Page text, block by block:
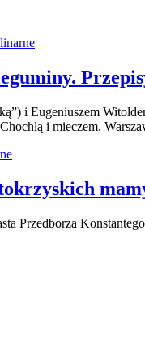
i Eugeniuszem
i mieczem,
Przedborza